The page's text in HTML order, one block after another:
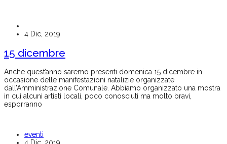
4 Dic, 2019
15 dicembre
Anche quest’anno saremo presenti domenica 15 dicembre in
occasione delle manifestazioni natalizie organizzate
dall’Amministrazione Comunale. Abbiamo organizzato una mostra
in cui alcuni artisti locali, poco conosciuti ma molto bravi,
esporranno
eventi